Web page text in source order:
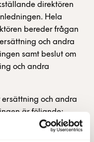
direktören
Hela
bereder frågan
och andra
samt beslut om
och andra
och andra
är följande:
och